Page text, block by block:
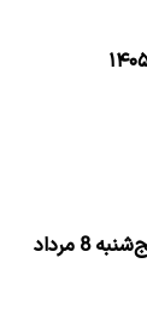
قیمت طلا، سکه و ارز امروز پنج‌شنبه 8 مرداد